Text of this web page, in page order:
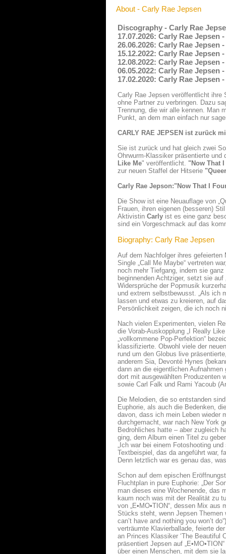
About - Carly Rae Jepsen
Discography - Carly Rae Jepse
17.07.2026: Carly Rae
26.06.2026: Carly Rae
15.12.2022: Carly Rae
12.08.2022: Carly Rae
06.05.2022: Carly Rae
17.02.2020: Carly Rae
Carly Rae Jepsen veröffentlicht ihre
ohne Partner zu verbringen. Dazu
Trennung, die wir alle kennen. Man
Punkt, an dem man einfach nur
CARLY RAE JEPSEN ist zurück
Sie ist zurück und hat gleich zwei
Ohrwurm-Klassiker präsentierte
Like Me" veröffentlicht. "Now That
zur neuen Staffel der Hitserie
Carly Rae Jepson:"Now That I
Die Show ist eine Neuauflage von
Frauen, ihren eigenen (besseren)
Aktivistin Carly ist es eine ganz
sind ein Vorgeschmack auf das
Biography: Carly Rae Jepsen
Auf dem Nachfolger ihres gefeierten
Single „Call Me Maybe“ vertreten
noch mehr Tiefgang, indem sie
beginnenden Achtziger, setzt sie
Widersprüche der Popmusik
und extrem selbstbewusst. „Als ich
lassen und etwas zu kreieren, auf
Persönlichkeit zeigen, die ich noch
Nach vielen Experimenten, vielen
die Vorab-Auskopplung „I Really
„vollkommene Pop-Perfektion“
klassifizierte. Obwohl viele der
rund um den Globus live
anderem Sia, Devonté Hynes
dann an die eigentlichen
dort mit ausgewählten Produzenten
sowie Carl Falk und Rami Yacoub
Die Melodien, die so entstanden
Euphorie, als auch die Bedenken,
davon, dass ich mein Leben wieder
durchgemacht, war nach New York
Bedrohliches hatte – aber zugleich
ging, dem Album einen Titel zu
„Ich war bei einem Fotoshooting
Textbeispiel, das da angeführt war,
Denn letztlich war es genau das,
Schon auf dem epischen
Fluchtplan in pure Euphorie: „Der
man dieses eine Wochenende, das
kaum noch was mit der Realität zu
von „E•MO•TION“, dessen Mix
Stücks steht, wenn Jepsen Themen
can’t have and nothing you won’t
verträumte Klavierballade, feierte
an Princes Klassiker ‘The Beautiful
präsentiert Jepsen auf
über einen Menschen, mit dem sie